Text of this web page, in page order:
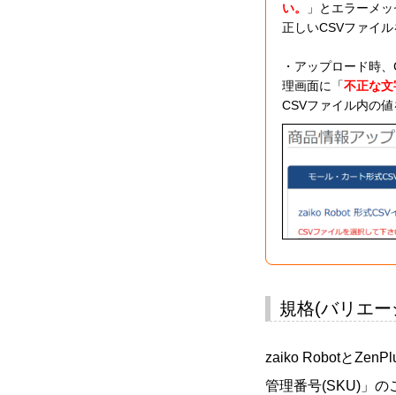
い。
」とエラーメ
正しいCSVファイ
・アップロード時
理画面に「不正な
CSVファイル内の
規格(バリエ
zaiko Robotと
管理番号(SKU)」の